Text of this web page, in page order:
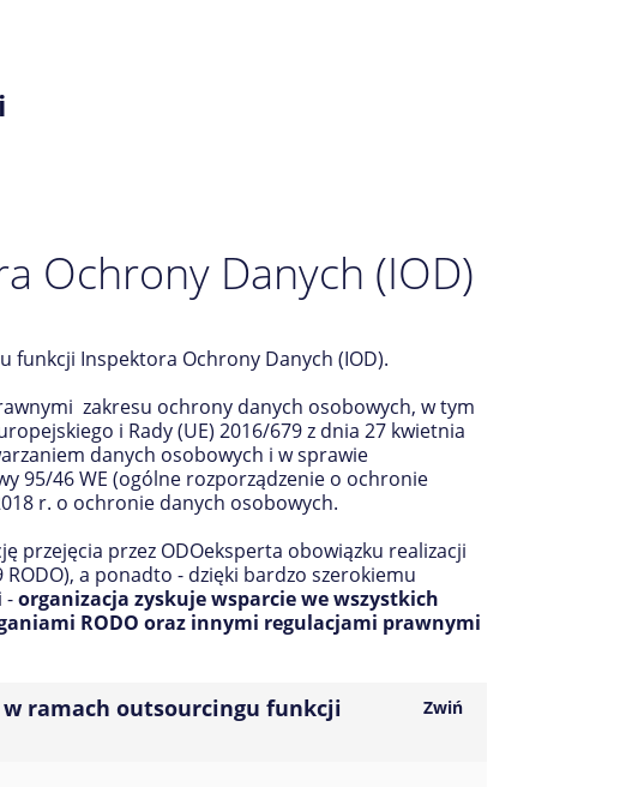
Ochrony Danych (IOD)
funkcji Inspektora Ochrony Danych (IOD).
zakresu ochrony danych osobowych, w tym
i Rady (UE) 2016/679 z dnia 27 kwietnia
danych osobowych i w sprawie
95/46 WE (ogólne rozporządzenie o ochronie
r. o ochronie danych osobowych.
przejęcia przez ODOeksperta obowiązku realizacji
a ponadto - dzięki bardzo szerokiemu
-organizacja zyskuje wsparcie we wszystkich
RODO oraz innymi regulacjami prawnymi
w ramach outsourcingu funkcji